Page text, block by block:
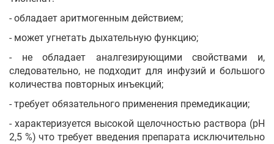
- обладает аритмогенным действием;
- может угнетать дыхательную функцию;
- не обладает аналгезирующими свойствами и,
следовательно, не подходит для инфузий и большого
количества повторных инъекций;
- требует обязательного применения премедикации;
- характеризуется высокой щелочностью раствора (рН
2,5 %) что требует введения препарата исключительно